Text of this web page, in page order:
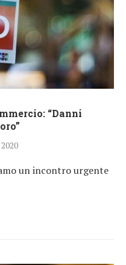
“Danni
un incontro urgente